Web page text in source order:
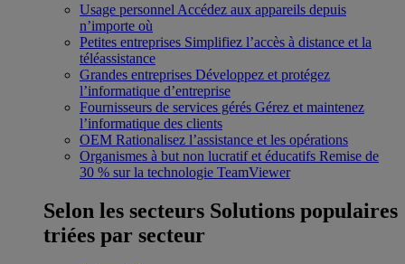
Usage personnel Accédez aux appareils depuis
n’importe où
Petites entreprises Simplifiez l’accès à distance et la
téléassistance
Grandes entreprises Développez et protégez
l’informatique d’entreprise
Fournisseurs de services gérés Gérez et maintenez
l’informatique des clients
OEM Rationalisez l’assistance et les opérations
Organismes à but non lucratif et éducatifs Remise de
30 % sur la technologie TeamViewer
Selon les secteurs Solutions populaires
triées par secteur